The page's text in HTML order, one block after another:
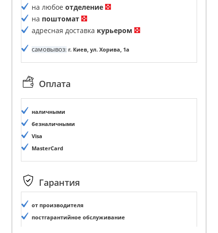
на любое отделение
на поштомат
адресная доставка курьером
самовывоз: г. Киев, ул. Хорива, 1а
Оплата
наличными
безналичными
Visa
MasterCard
Гарантия
от производителя
постгарантийное обслуживание